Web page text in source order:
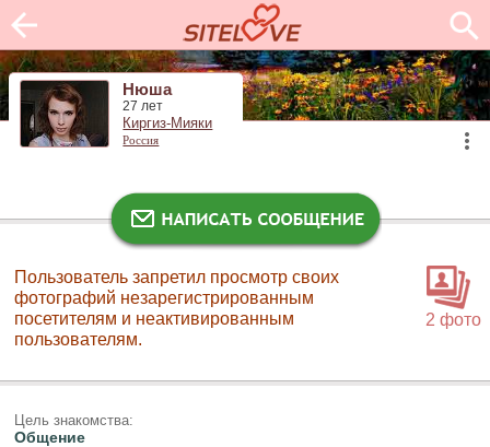
Нюша
27 лет
Киргиз-Мияки
Россия
2 фото
Пользователь запретил просмотр своих
фотографий незарегистрированным
посетителям и неактивированным
пользователям.
Цель знакомства:
Общение